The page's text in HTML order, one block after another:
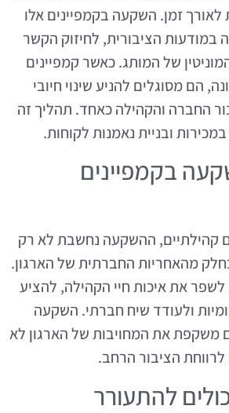
לאורך זמן. השקעה בקמפיינים אלו
במודעות הציבורית, לחיזוק הקשר
של המותג. כאשר קמפיינים
הם מסוגלים להניע שינוי חיובי
החברה והקהילה כאחד. תהליך זה
ובניית נאמנות לקוחות.
בקמפיינים
קהילתיים, ההשקעה נחשבת לא רק
מהאחריות החברתית של הארגון.
לשפר את איכות חיי הקהילה, להציע
ולעודד שיח חברתי. השקעה
משקפת את המחויבות של הארגון לא
לרווחת הציבור הרחב.
להתעורר